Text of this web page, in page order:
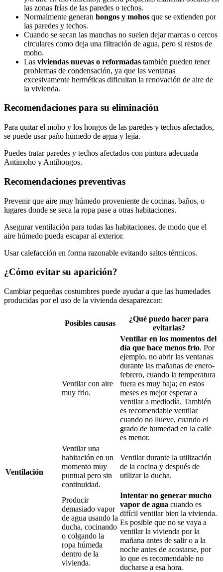
las zonas frías de las paredes o techos.
Normalmente generan hongos y mohos que se extienden por
las paredes y techos.
Cuando se secan las manchas no suelen dejar marcas o cercos
circulares como deja una filtración de agua, pero si restos de
moho.
Las viviendas nuevas o reformadas también pueden tener
problemas de condensación, ya que las ventanas
excesivamente herméticas dificultan la renovación de aire de
la vivienda.
Recomendaciones para su eliminación
Para quitar el moho y los hongos de las paredes y techos afectados,
se puede usar paño húmedo de agua y lejía.
Puedes tratar paredes y techos afectados con pintura adecuada
Antimoho y Antihongos.
Recomendaciones preventivas
Prevenir que aire muy húmedo proveniente de cocinas, baños, o
lugares donde se seca la ropa pase a otras habitaciones.
Asegurar ventilación para todas las habitaciones, de modo que el
aire húmedo pueda escapar al exterior.
Usar calefacción en forma razonable evitando saltos térmicos.
¿Cómo evitar su aparición?
Cambiar pequeñas costumbres puede ayudar a que las humedades
producidas por el uso de la vivienda desaparezcan:
Posibles causas
¿Qué puedo hacer para
evitarlas?
Ventilación
Ventilar con aire
muy frio.
Ventilar en los momentos del
día que hace menos frío. Por
ejemplo, no abrir las ventanas
durante las mañanas de enero-
febrero, cuando la temperatura
fuera es muy baja; en estos
meses es mejor esperar a
ventilar a mediodía. También
es recomendable ventilar
cuando no llueve, cuando el
grado de humedad en la calle
es menor.
Ventilar una
habitación en un
momento muy
puntual pero sin
continuidad.
Ventilar durante la utilización
de la cocina y después de
utilizar la ducha.
Producir
demasiado vapor
de agua usando la
ducha, cocinando
o colgando la
ropa húmeda
dentro de la
vivienda.
Intentar no generar mucho
vapor de agua cuando es
difícil ventilar bien la vivienda.
Es posible que no se vaya a
ventilar la vivienda por la
mañana antes de salir o a la
noche antes de acostarse, por
lo que es recomendable no
ducharse a esa hora.